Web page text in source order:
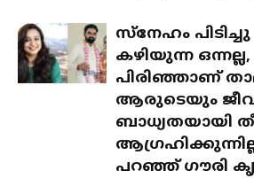
സ്‌നേഹം
കഴിയുന്ന
പിരിഞ്ഞാണ്
ആരുടെയും
ബാധ്യതയായി
പറഞ്ഞ് ഗൗരി